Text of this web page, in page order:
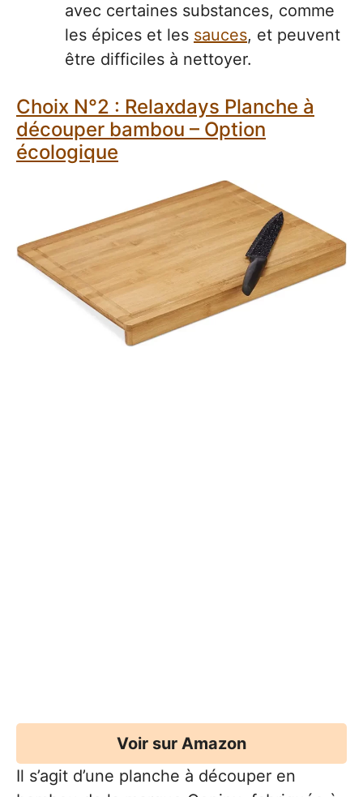
avec certaines substances, comme
les épices et les sauces, et peuvent
être difficiles à nettoyer.
Choix N°2 : Relaxdays Planche à
découper bambou – Option
écologique
Voir sur Amazon
Il s’agit d’une planche à découper en